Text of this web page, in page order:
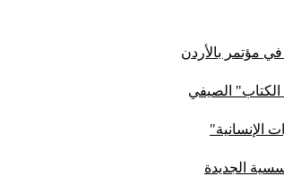
مؤتمر بالأردن
الصيفي
الجديدة